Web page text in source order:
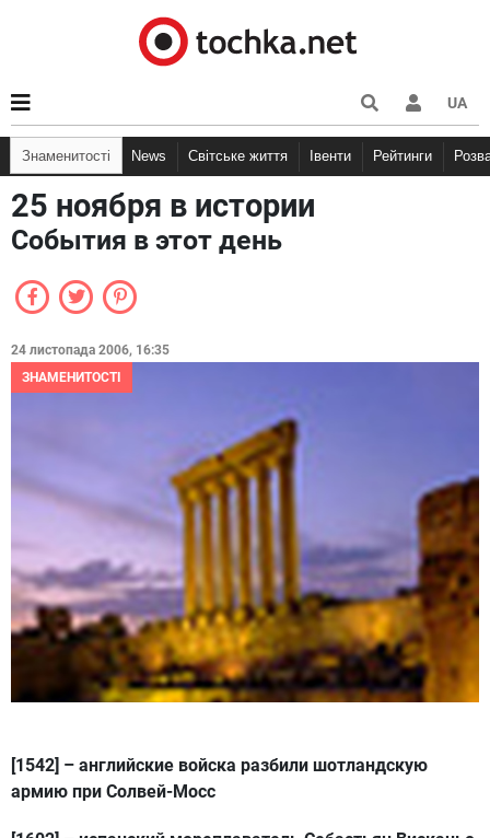
UA
Знаменитості News Світське життя Івенти Рейтинги
25 ноября в истории
События в этот день
24 листопада 2006, 16:35
ЗНАМЕНИТОСТІ
[1542] – английские войска разбили шотландскую
армию при Солвей-Мосс